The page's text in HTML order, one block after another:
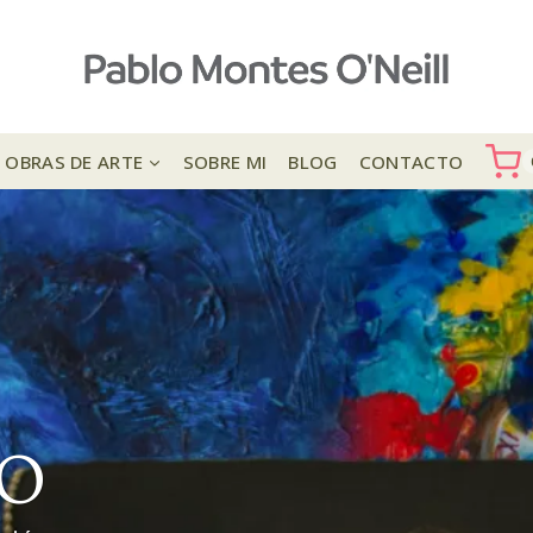
OBRAS DE ARTE SOBRE MI BLOG CONTACTO